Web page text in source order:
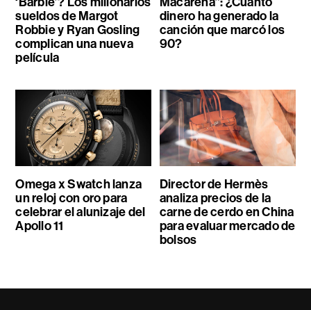
sueldos de Margot
Robbie y Ryan Gosling
complican una nueva
película
dinero ha generado la
canción que marcó los
90?
Omega x Swatch lanza
un reloj con oro para
celebrar el alunizaje del
Apollo 11
Director de Hermès
analiza precios de la
carne de cerdo en China
para evaluar mercado de
bolsos